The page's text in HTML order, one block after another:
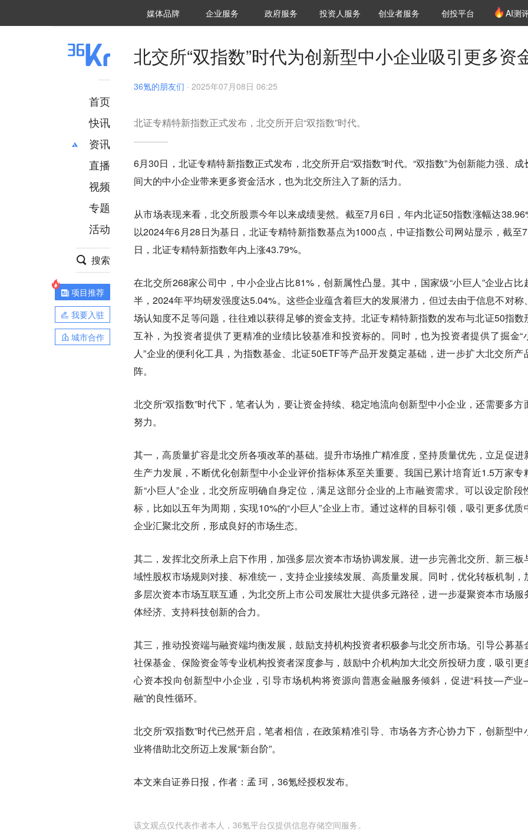
媒体品牌 36Kr研究院
企业服务 城市之窗
政府服务 VClub投资机构库
投资机构职位推介
投资人服务 创投氪堂
创业者服务 创投平台 AI测
首页
快讯
资讯
推荐
财经
项目推荐
安徽
直播
视频
专题
活动
搜索
项目推荐
我要入驻
城市合作
北交所“双指数”时代为创新型中小企业吸引更多资
36氪的朋友们 · 2025年07月08日 06:25
北证专精特新指数正式发布，北交所开启“双指数”时代。
6月30日，北证专精特新指数正式发布，北交所开启“双指数”时代。“双指数”为创新能力强、成
间大的中小企业带来更多资金活水，也为北交所注入了新的活力。
从市场表现来看，北交所股票今年以来成绩斐然。截至7月6日，年内北证50指数涨幅达
以2024年6月28日为基日，北证专精特新指数基点为1000点，中证指数公司网站显示，截至
日，北证专精特新指数年内上涨43.79%。
在北交所268家公司中，中小企业占比81%，创新属性凸显。其中，国家级“小巨人”企业占比
半，2024年平均研发强度达5.04%。这些企业蕴含着巨大的发展潜力，但过去由于信息不对称
场认知度不足等问题，往往难以获得足够的资金支持。北证专精特新指数的发布与北证50指数
互补，为投资者提供了更精准的业绩比较基准和投资标的。同时，也为投资者提供了掘金“
人”企业的便利化工具，为指数基金、北证50ETF等产品开发奠定基础，进一步扩大北交所产
阵。
北交所“双指数”时代下，笔者认为，要让资金持续、稳定地流向创新型中小企业，还需要多方
努力。
其一，高质量扩容是北交所各项改革的基础。提升市场推广精准度，坚持质量优先，立足促进
生产力发展，不断优化创新型中小企业评价指标体系至关重要。我国已累计培育近1.5万家专
新“小巨人”企业，北交所应明确自身定位，满足这部分企业的上市融资需求。可以设定阶段
标，比如以五年为周期，实现10%的“小巨人”企业上市。通过这样的目标引领，吸引更多优质
企业汇聚北交所，形成良好的市场生态。
其二，发挥北交所承上启下作用，加强多层次资本市场协调发展。进一步完善北交所、新三板
域性股权市场规则对接、标准统一，支持企业接续发展、高质量发展。同时，优化转板机制，
多层次资本市场互联互通，为北交所上市公司发展壮大提供多元路径，进一步凝聚资本市场服
体经济、支持科技创新的合力。
其三，推动投资端与融资端均衡发展，鼓励支持机构投资者积极参与北交所市场。引导公募基
社保基金、保险资金等专业机构投资者深度参与，鼓励中介机构加大北交所投研力度，吸引更
心资本投向创新型中小企业，引导市场机构将资源向普惠金融服务倾斜，促进“科技—产
融”的良性循环。
北交所“双指数”时代已然开启，笔者相信，在政策精准引导、市场各方齐心协力下，创新型中
业将借助北交所迈上发展“新台阶”。
本文来自证券日报，作者：孟 珂，36氪经授权发布。
该文观点仅代表作者本人，36氪平台仅提供信息存储空间服务。